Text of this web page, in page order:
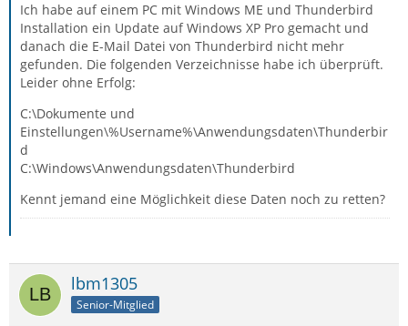
Ich habe auf einem PC mit Windows ME und Thunderbird
Installation ein Update auf Windows XP Pro gemacht und
danach die E-Mail Datei von Thunderbird nicht mehr
gefunden. Die folgenden Verzeichnisse habe ich überprüft.
Leider ohne Erfolg:
C:\Dokumente und
Einstellungen\%Username%\Anwendungsdaten\Thunderbir
d
C:\Windows\Anwendungsdaten\Thunderbird
Kennt jemand eine Möglichkeit diese Daten noch zu retten?
lbm1305
Senior-Mitglied